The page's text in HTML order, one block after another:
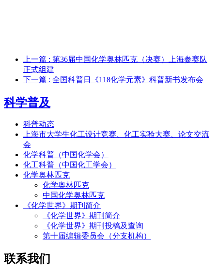
上一篇 : 第36届中国化学奥林匹克（决赛）上海参赛队
正式组建
下一篇 : 全国科普日《118化学元素》科普新书发布会
科学普及
科普动态
上海市大学生化工设计竞赛、化工实验大赛、论文交流
会
化学科普（中国化学会）
化工科普（中国化工学会）
化学奥林匹克
化学奥林匹克
中国化学奥林匹克
《化学世界》期刊简介
《化学世界》期刊简介
《化学世界》期刊投稿及查询
第十届编辑委员会（分支机构）
联系我们